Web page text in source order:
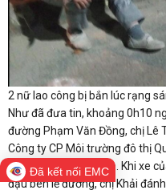
2 nữ lao công bị bắn lúc rạng
Như đã đưa tin, khoảng 0h10
đường Phạm Văn Đồng, chị Lê
Công ty CP Môi trường đô thị
xe máy với tốc độ cao. Khi xe
đậu bên lề đường, chị Khải
Đã kết nối EMC